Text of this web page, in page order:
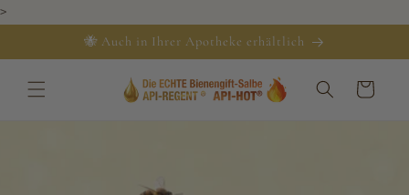
>
zum
🐝 Auch in Ihrer Apotheke erhältlich
Warenkorb